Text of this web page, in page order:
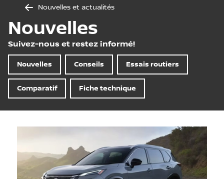
Nouvelles et actualités
Nouvelles
Suivez-nous et restez informé!
Nouvelles Conseils Essais routiers
Comparatif Fiche technique